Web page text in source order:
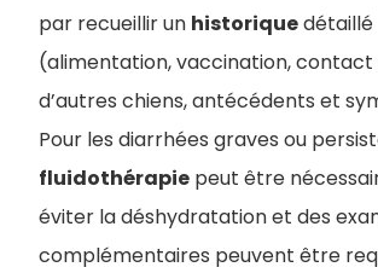
par recueillir un historiquedétaillé
(alimentation, vaccination, contact
d’autres chiens, antécédents et
Pour les diarrhées graves ou
fluidothérapie peut être
éviter la déshydratation et des
complémentaires peuvent être